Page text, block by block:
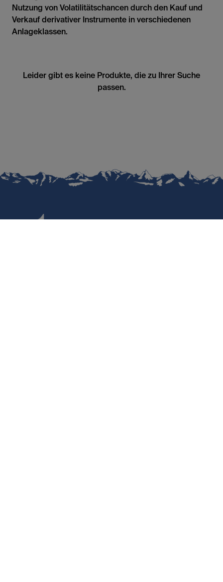
Nutzung von Volatilitätschancen durch den Kauf und
Verkauf derivativer Instrumente in verschiedenen
Anlageklassen.
Leider gibt es keine Produkte, die zu Ihrer Suche
passen.